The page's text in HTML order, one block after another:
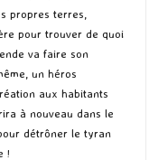
propres terres,
pour trouver de quoi
va faire son
un héros
aux habitants
à nouveau dans le
détrôner le tyran
!